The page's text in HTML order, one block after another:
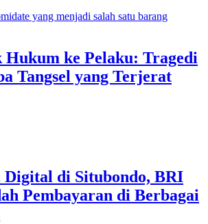
Hukum ke Pelaku: Tragedi
Tangsel yang Terjerat
Digital di Situbondo, BRI
Pembayaran di Berbagai